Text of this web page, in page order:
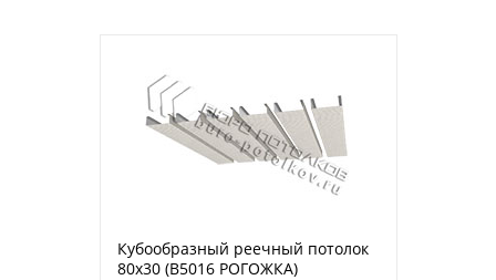
Кубообразный реечный потолок
80х30 (B5016 РОГОЖКА)